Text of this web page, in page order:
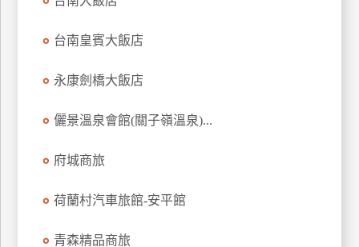
台南皇賓大飯店
永康劍橋大飯店
儷景溫泉會館(關子嶺溫泉)...
府城商旅
荷蘭村汽車旅館-安平館
青森精品商旅